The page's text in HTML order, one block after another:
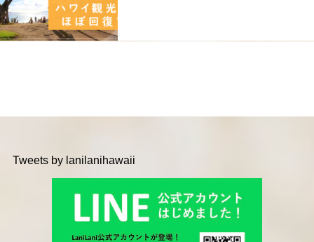
Tweets by lanilanihawaii